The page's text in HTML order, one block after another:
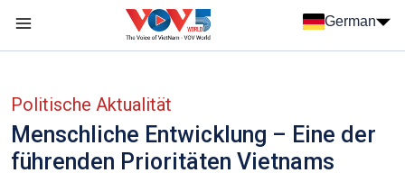
German
Politische Aktualität
Menschliche Entwicklung – Eine der
führenden Prioritäten Vietnams